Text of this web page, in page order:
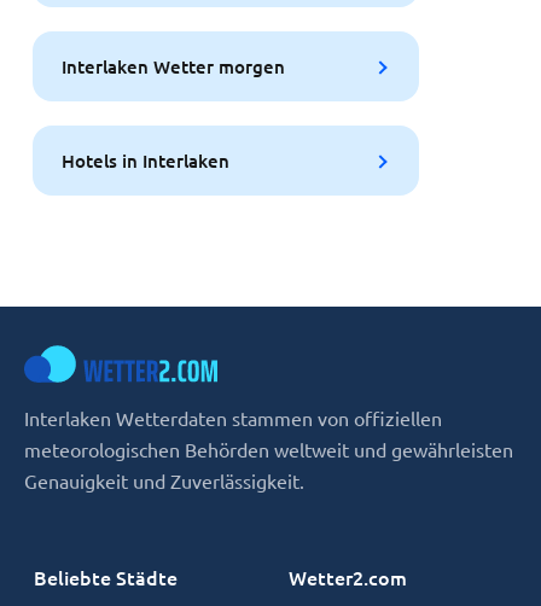
Interlaken Wetter morgen
Hotels in Interlaken
Interlaken Wetterdaten stammen von offiziellen
meteorologischen Behörden weltweit und gewährleisten
Genauigkeit und Zuverlässigkeit.
Beliebte Städte Wetter2.com